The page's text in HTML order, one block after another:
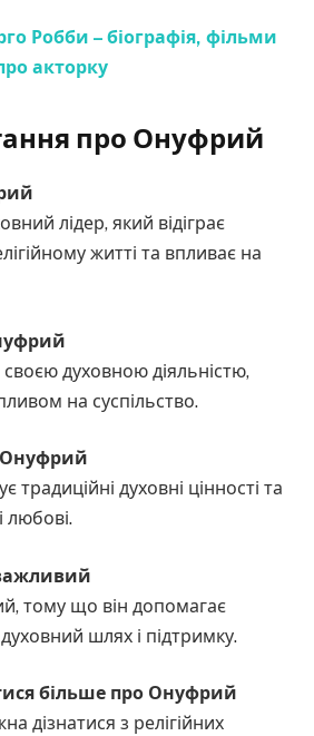
Робби – біографія, фільми
акторку
про Онуфрий
лідер, який відіграє
житті та впливає на
духовною діяльністю,
на суспільство.
Онуфрий
традиційні духовні цінності та
любові.
тому що він допомагає
шлях і підтримку.
більше про Онуфрий
дізнатися з релігійних